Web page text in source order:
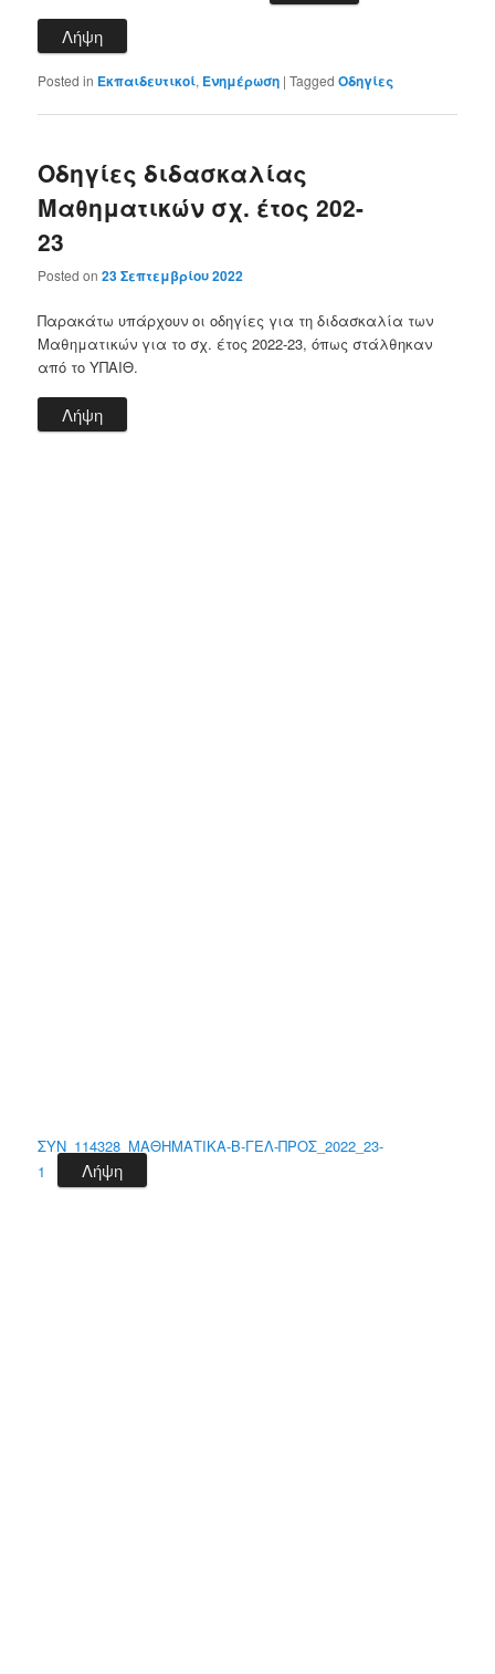
Λήψη
Posted in Εκπαιδευτικοί, Ενημέρωση |Tagged Οδηγίες
Οδηγίες διδασκαλίας
Μαθηματικών σχ. έτος 202-
23
Posted on23 Σεπτεμβρίου 2022
Παρακάτω υπάρχουν οι οδηγίες για τη διδασκαλία των
Μαθηματικών για το σχ. έτος 2022-23, όπως στάλθηκαν
από το ΥΠΑΙΘ.
Λήψη
ΣΥΝ_114328_ΜΑΘΗΜΑΤΙΚΑ-B-ΓΕΛ-ΠΡΟΣ_2022_23-
1
Λήψη